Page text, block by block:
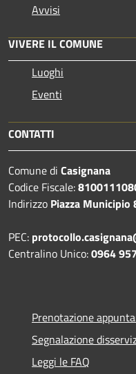
Avvisi
VIVERE IL COMUNE
Luoghi
Eventi
CONTATTI
Comune di Casignana
Codice Fiscale:
Indirizzo Piazza Municipio
PEC:
Centralino Unico:0964
Prenotazione
Segnalazione
Leggi le FAQ